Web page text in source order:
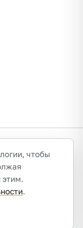
сухое
или ГОСТ.
чтобы
этим.
.